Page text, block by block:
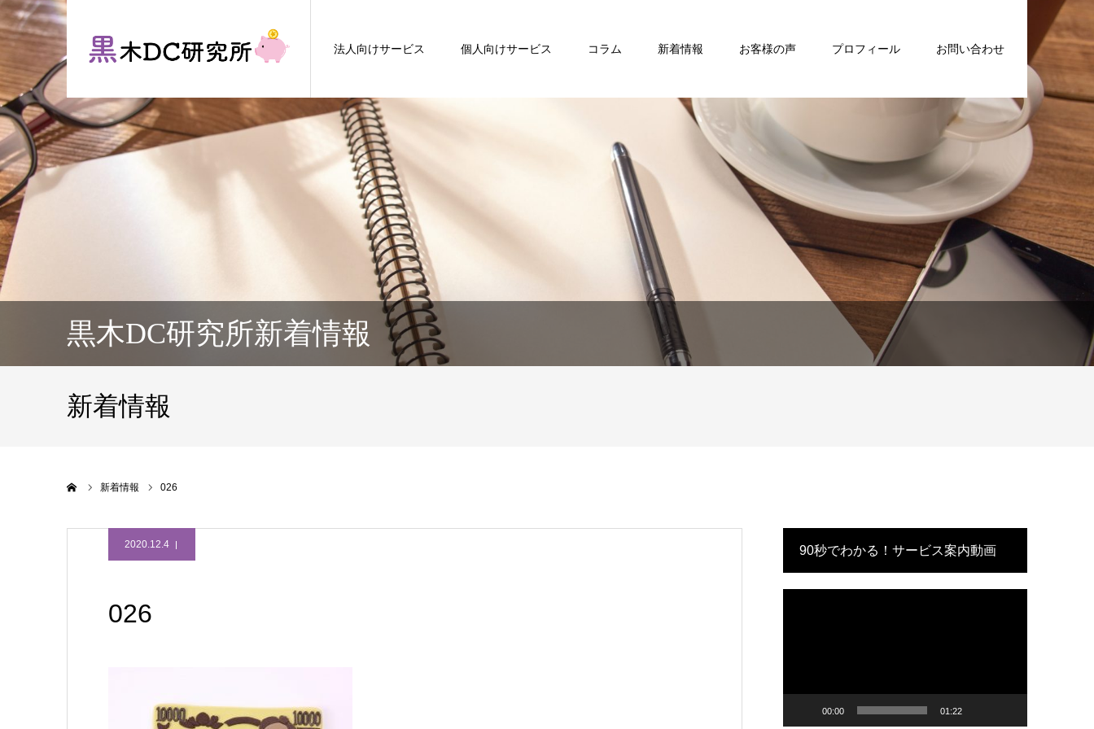
法人向けサービス 個人向けサービス コラム 新着情報 お客様の声 プロフィール お問い合わせ
黒木DC研究所新着情報
新着情報
新着情報 026
2020.12.4
026
90秒でわかる！サービス案内動画
00:00 01:22